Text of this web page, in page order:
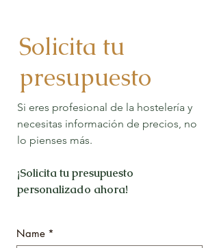
Solicita tu
presupuesto
Si eres profesional de la hostelería y
necesitas información de precios, no
lo pienses más.
¡Solicita tu presupuesto
personalizado ahora!
Name *